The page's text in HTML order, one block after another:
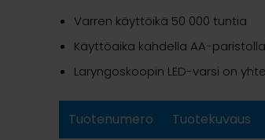
Varren käyttöikä 50 000 tuntia
Käyttöaika kahdella AA-
Laryngoskoopin LED-varsi on
Tuotenumero Tuotekuvaus